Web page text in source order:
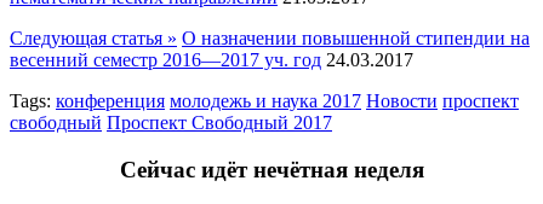
Следующая статья » О назначении повышенной стипендии на
весенний семестр 2016—2017 уч. год 24.03.2017
Tags: конференция молодежь и наука 2017 Новости проспект
свободный Проспект Свободный 2017
Сейчас идётнечётная неделя